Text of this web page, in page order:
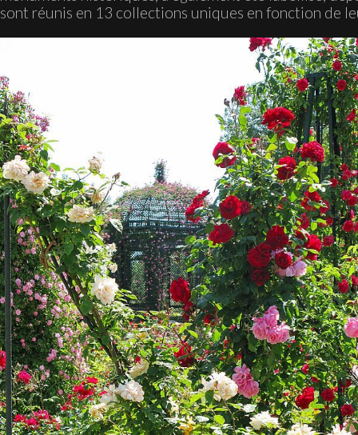
sont réunis en 13 collections uniques en fonction de